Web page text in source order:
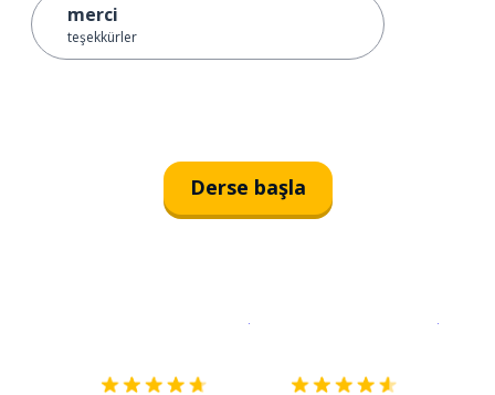
merci
teşekkürler
Derse başla